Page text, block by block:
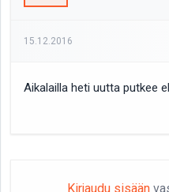
15.12.2016
Aikalailla heti uutta putkee
Kirjaudu sisään